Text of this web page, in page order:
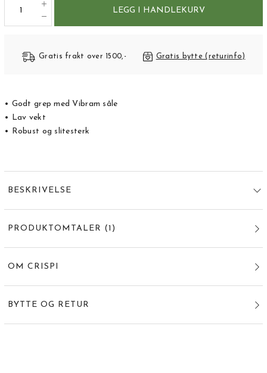
LEGG I HANDLEKURV
Gratis frakt over 1500,- Gratis bytte (returinfo)
• Godt grep med Vibram såle
• Lav vekt
• Robust og slitesterk
BESKRIVELSE
PRODUKTOMTALER (1 )
OM CRISPI
BYTTE OG RETUR